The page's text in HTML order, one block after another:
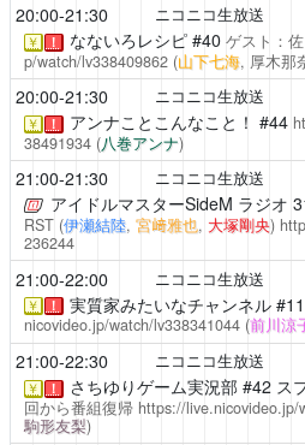
20:00-21:30 ニコニコ生放送
￥ ！ なないろレシピ#40 ゲスト：
p/watch/lv338409862 (山下七海, 厚木那
20:00-21:30 ニコニコ生放送
￥ ！ アンナことこんなこと！ #44
38491934 (八巻アンナ)
21:00-21:30 ニコニコ生放送
アイドルマスターSideM ラジオ
RST (伊瀬結陸, 宮﨑雅也, 大塚剛央)
236244
21:00-22:00 ニコニコ生放送
￥ ！ 実質家みたいなチャンネル#11
nicovideo.jp/watch/lv338341044 (前川涼
21:00-22:30 ニコニコ生放送
￥ ！ さちゆりゲーム実況部#42 ス
回から番組復帰 https://live.nicovideo.jp/
駒形友梨)